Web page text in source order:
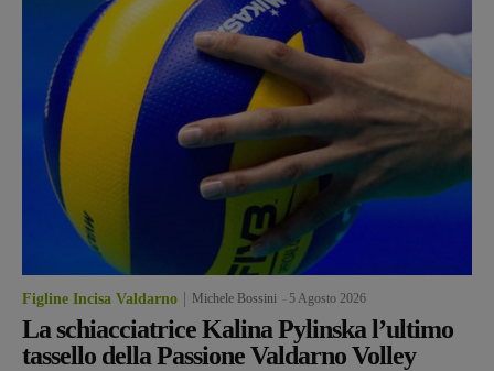
Figline Incisa Valdarno Michele Bossini 5 Agosto 2026
La schiacciatrice Kalina Pylinska l’ultimo
tassello della Passione Valdarno Volley